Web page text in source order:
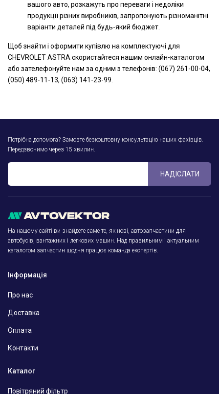
вашого авто, розкажуть про переваги і недоліки
продукції різних виробників, запропонують різноманітні
варіанти деталей під будь-який бюджет.
Щоб знайти і оформити купівлю на комплектуючі для
CHEVROLET ASTRA скористайтеся нашим онлайн-каталогом
або зателефонуйте нам за одним з телефонів: (067) 261-00-04,
(050) 489-11-13, (063) 141-23-99.
Потрібна допомога? Замовте безкоштовну консультацію наших фахівців.
Передзвонимо через 15 хвилин.
НАДІСЛАТИ
На нашому сайті ви знайдете саме те, як нові, автозапчастини для
автобусів, вантажних і легкових машин. Над правильним і актуальним
каталогом запчастин щодня працює команда експертів.
Інформація
Про нас
Доставка
Оплата
Контакти
Каталог
Повітряний фільтр